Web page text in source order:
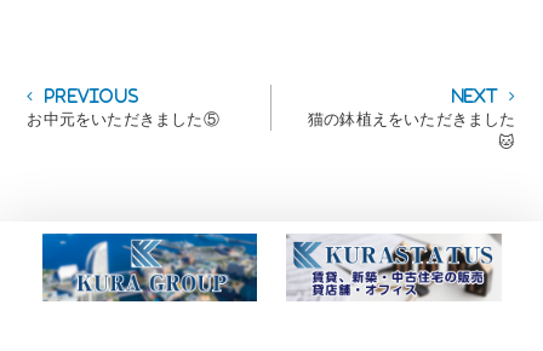
投
稿
シ
ョ
PreviousPrevious
post:
お中元をいただきました⑤
Next
post:
猫の鉢植えをいただきました
🐱